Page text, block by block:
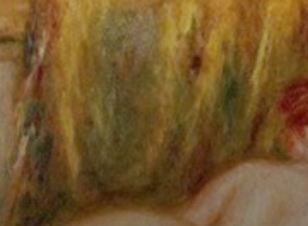
Aline Charigot,
sua modella e
compagna per la
vita.